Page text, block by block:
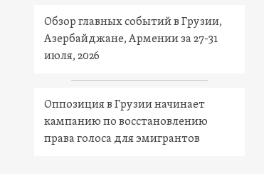
Обзор главных событий в Грузии,
Азербайджане, Армении за 27-31
июля, 2026
Оппозиция в Грузии начинает
кампанию по восстановлению
права голоса для эмигрантов